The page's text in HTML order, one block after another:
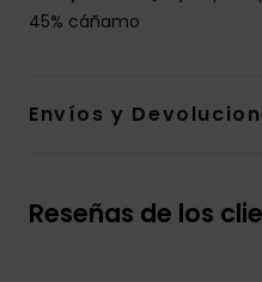
45% cáñamo
Envíos y
Reseñas de los